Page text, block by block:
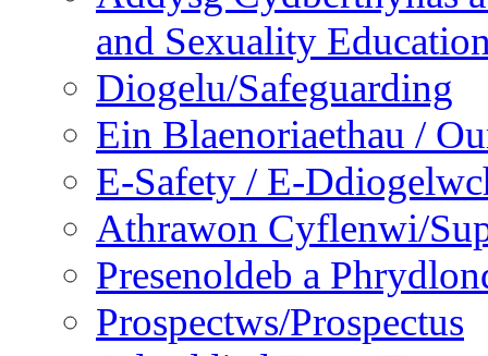
and Sexuality
Diogelu/Safeguarding
Ein Blaenoriaethau /
E-Safety / E-
Athrawon Cyflenwi/
Presenoldeb a
Prospectws/Prospectus